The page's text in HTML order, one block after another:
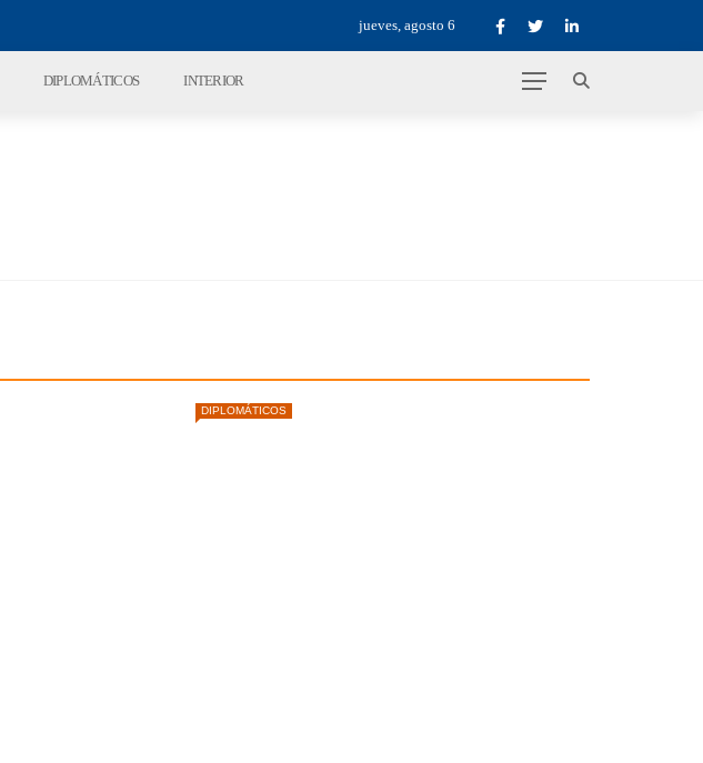
jueves, agosto 6
DIPLOMÁTICOS INTERIOR
DIPLOMÁTICOS